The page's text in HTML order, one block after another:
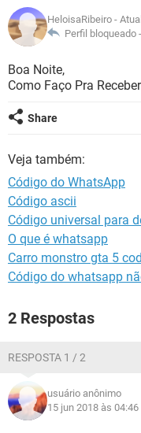
GUIA DE COMPRAS
INSTAGRAM
GUIA DE COMPRAS
CELULAR
OUTLOOK
INSTAGRAM
GUIA DE COMPRAS
JOGOS
CELULAR
OUTLOOK
GLOSSÁRIO
JOGOS
CELULAR
OUTLOOK
GUIA DE COMPRAS
HeloisaRibeiro -
Perfil bloqueado -
Boa Noite,
Como Faço Pra
Share
Veja também:
Código do WhatsApp
Código ascii
Código universal para
O que é whatsapp
Carro monstro gta 5
Código do whatsapp
2 Respostas
RESPOSTA 1 / 2
usuário anônimo
15 jun 2018 às 04:46